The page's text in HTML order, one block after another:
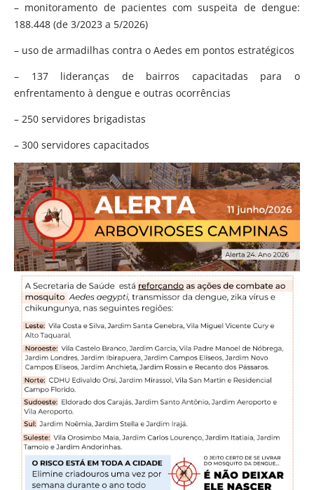
– monitoramento de pacientes com suspeita de dengue:
188.448 (de 3/2023 a 5/2026)
– uso de armadilhas contra o Aedes em pontos estratégicos
– 137 lideranças de bairros capacitadas para o
enfrentamento à dengue e outras ocorrências
– 250 servidores brigadistas
– 300 servidores capacitados